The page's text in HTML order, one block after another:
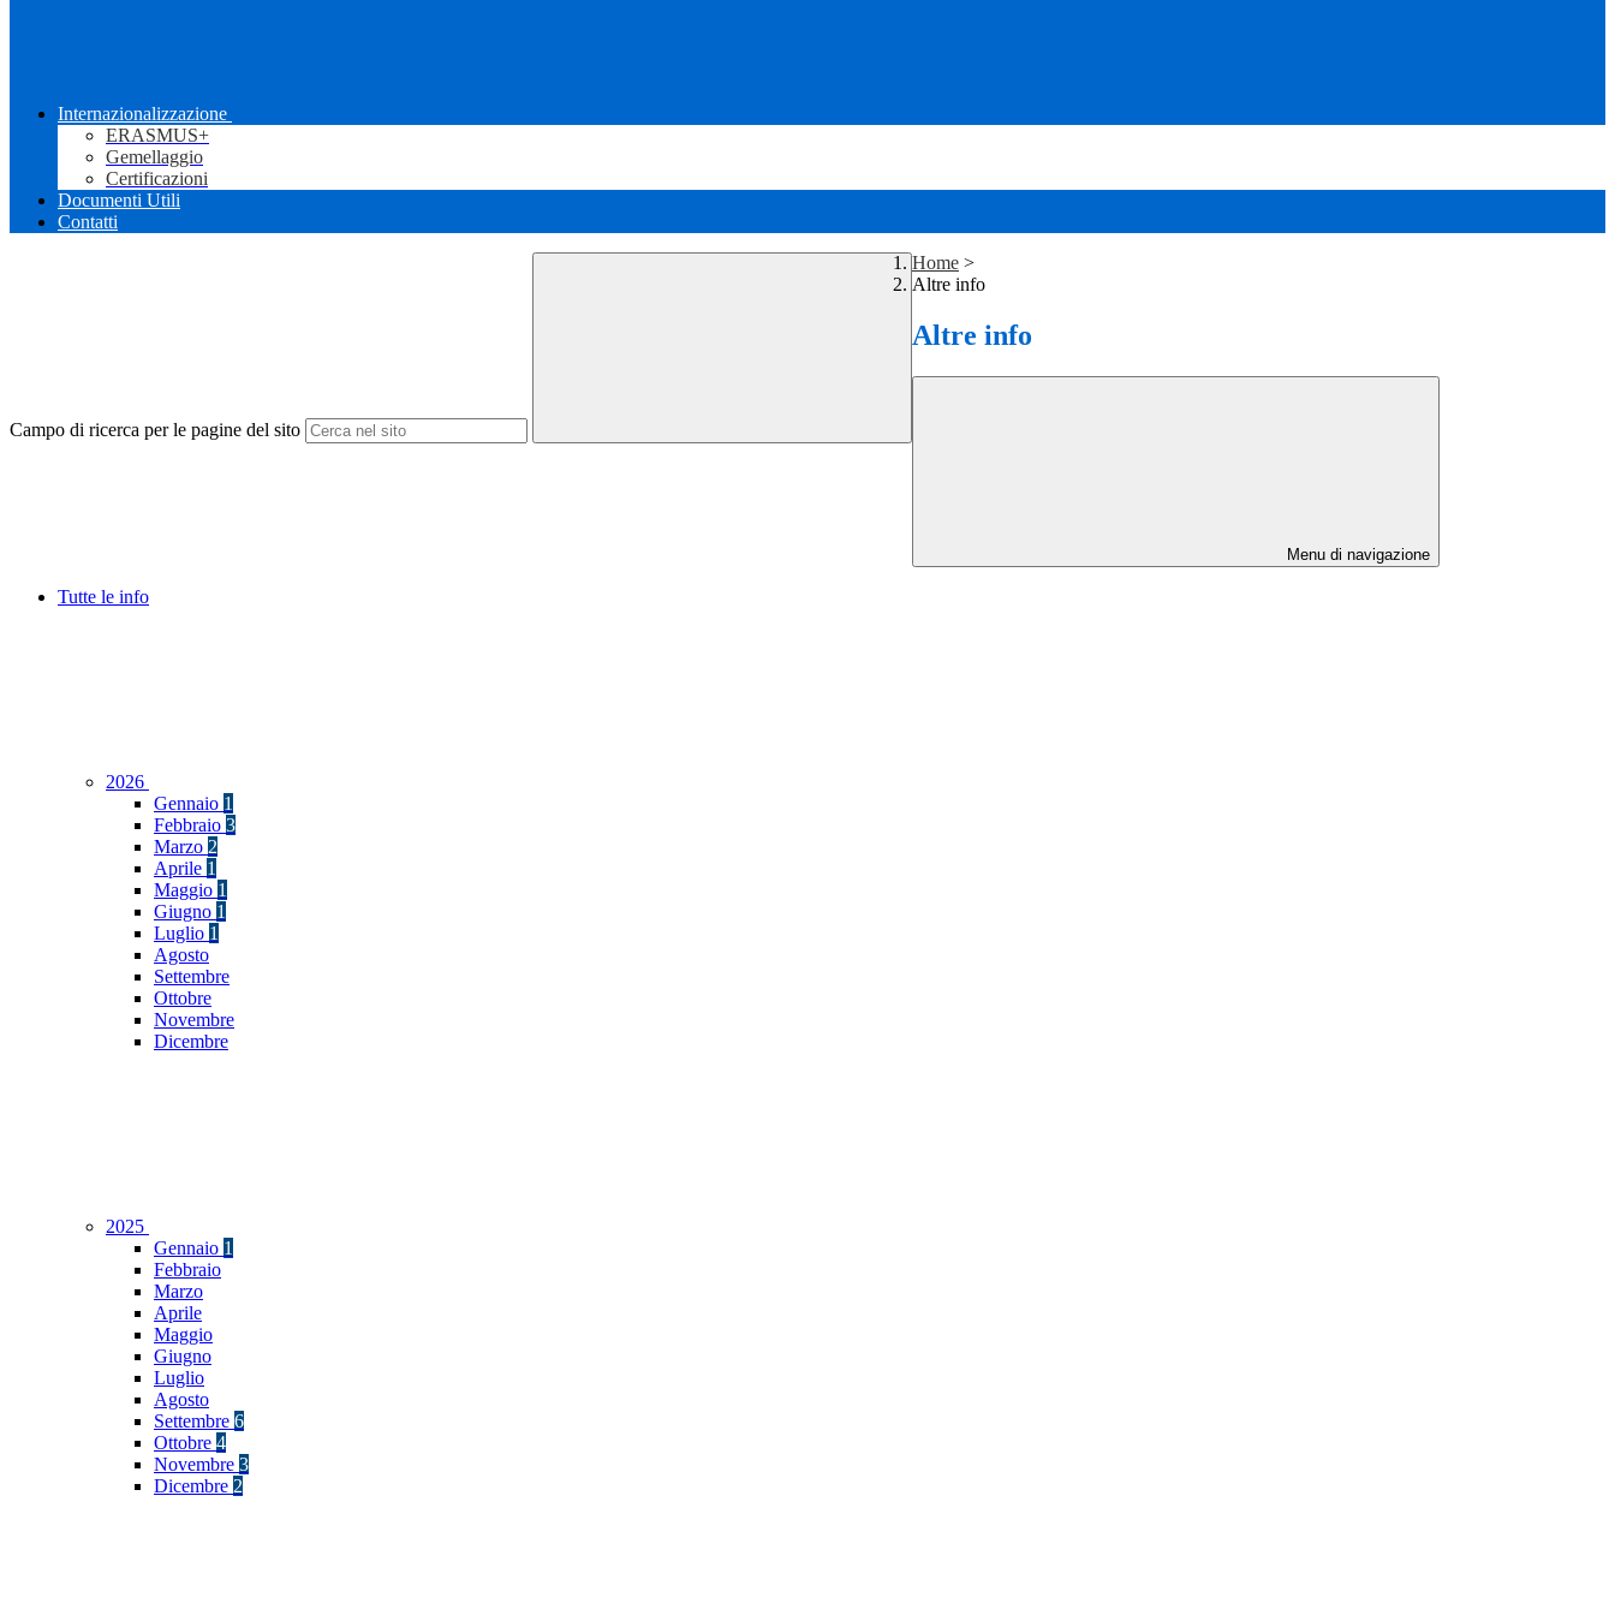
Internazionalizzazione
ERASMUS+
Gemellaggio
Certificazioni
Documenti Utili
Contatti
Campo di ricerca per le pagine del sito
Home >
Altre info
Altre info
Menu di navigazione
Tutte le info
2026
Gennaio 1
Febbraio 3
Marzo 2
Aprile 1
Maggio 1
Giugno 1
Luglio 1
Agosto
Settembre
Ottobre
Novembre
Dicembre
2025
Gennaio 1
Febbraio
Marzo
Aprile
Maggio
Giugno
Luglio
Agosto
Settembre 6
Ottobre 4
Novembre 3
Dicembre 2